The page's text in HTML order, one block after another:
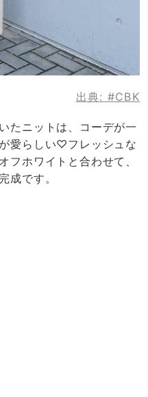
出典: #CBK
たニットは、コーデが一
愛らしい♡フレッシュな
フホワイトと合わせて、
成です。